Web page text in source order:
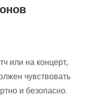
или на концерт,
чувствовать
и безопасно.